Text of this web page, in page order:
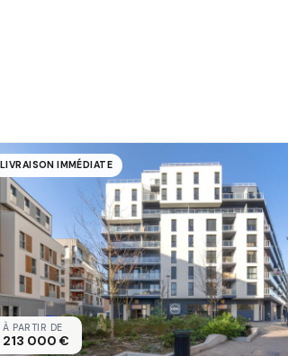
LIVRAISON IMMÉDIATE
À PARTIR DE
213 000 €